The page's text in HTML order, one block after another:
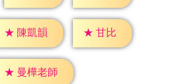
★ 陳凱韻 ★ 甘比
★ 曼樺老師